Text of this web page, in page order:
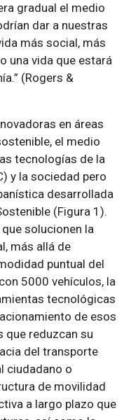
gradual el medio
dar a nuestras
más social, más
una vida que estará
(Rogers &
en áreas
el medio
tecnologías de la
y la sociedad pero
desarrollada
(Figura 1).
solucionen la
más allá de
puntual del
5000 vehículos, la
tecnológicas
de esos
que reduzcan su
del transporte
ciudadano o
de movilidad
a largo plazo que